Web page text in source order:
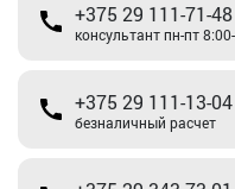
+375 29 111-71-48
консультант пн-пт
+375 29 111-13-04
безналичный расчет